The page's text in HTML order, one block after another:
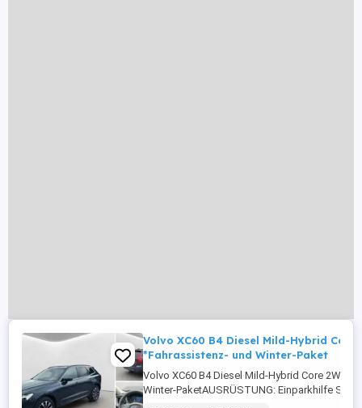
Volvo XC60 B4 Diesel Mild-Hybrid Core
*Fahrassistenz- und Winter-Paket
Volvo XC60 B4 Diesel Mild-Hybrid Core 2WD /
Winter-PaketAUSRÜSTUNG: Einparkhilfe